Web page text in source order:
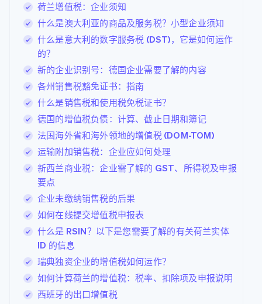
荷兰增值税：企业须知
什么是澳大利亚的商品及服务税？小型企业须知
什么是意大利的数字服务税 (DST)，它是如何运作
的？
新的企业识别号：德国企业需要了解的内容
各州销售税豁免证书：指南
什么是销售税和使用税免税证书？
德国的增值税负债：计算、截止日期和簿记
法国海外省和海外领地的增值税 (DOM-TOM)
运输附加销售税：企业应如何处理
新西兰商业税：企业需了解的 GST、所得税及申报
要点
企业未缴纳销售税的后果
如何在线提交增值税申报表
什么是 RSIN？以下是您需要了解的有关荷兰实体
ID 的信息
瑞典独资企业的增值税如何运作？
如何计算荷兰的增值税：税率、扣除项及申报说明
西班牙的出口增值税